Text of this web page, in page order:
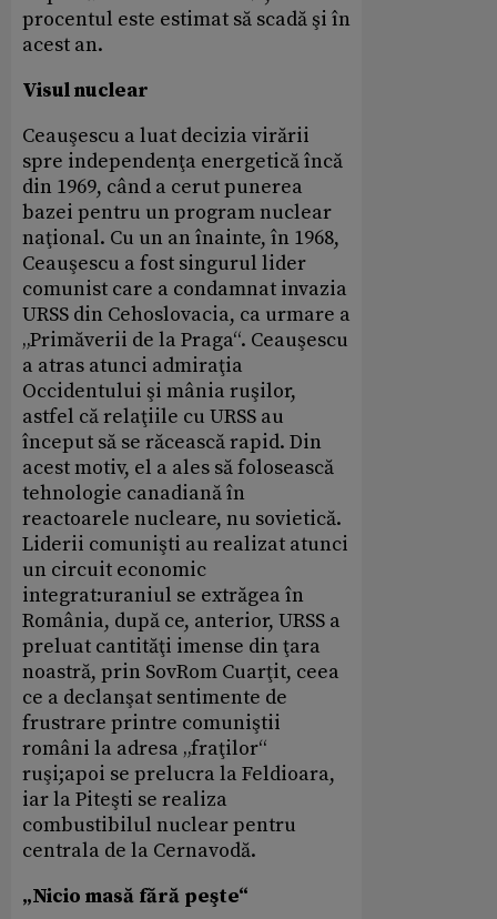
procentul este estimat să scadă şi în
acest an.
Visul nuclear
Ceauşescu a luat decizia virării
spre independenţa energetică încă
din 1969, când a cerut punerea
bazei pentru un program nuclear
naţional. Cu un an înainte, în 1968,
Ceauşescu a fost singurul lider
comunist care a condamnat invazia
URSS din Cehoslovacia, ca urmare a
„Primăverii de la Praga“. Ceauşescu
a atras atunci admiraţia
Occidentului şi mânia ruşilor,
astfel că relaţiile cu URSS au
început să se răcească rapid. Din
acest motiv, el a ales să folosească
tehnologie canadiană în
reactoarele nucleare, nu sovietică.
Liderii comunişti au realizat atunci
un circuit economic
integrat:uraniul se extrăgea în
România, după ce, anterior, URSS a
preluat cantităţi imense din ţara
noastră, prin SovRom Cuarţit, ceea
ce a declanşat sentimente de
frustrare printre comuniştii
români la adresa „fraţilor“
ruşi;apoi se prelucra la Feldioara,
iar la Piteşti se realiza
combustibilul nuclear pentru
centrala de la Cernavodă.
„Nicio masă fără peşte“